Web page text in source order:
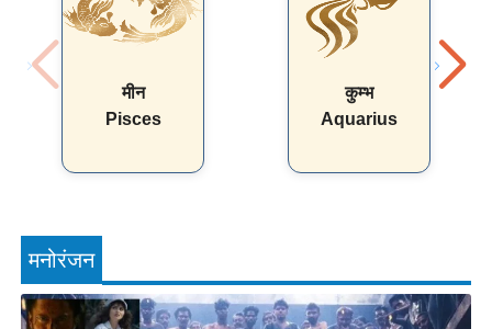
मीन
Pisces
कुम्भ
Aquarius
मनोरंजन